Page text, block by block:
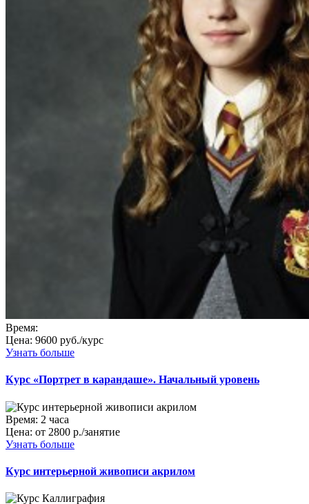
Время:
Цена: 9600 руб./курс
Узнать больше
Курс «Портрет в карандаше». Начальный уровень
Время: 2 часа
Цена: от 2800 р./занятие
Узнать больше
Курс интерьерной живописи акрилом